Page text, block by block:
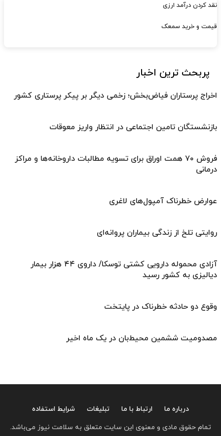
نقد کردن درآمد ارزی
قیمت و خرید سمعک
پربحث ترین اخبار
اخراج پرستاران فیاض‌بخش؛ زخمی دیگر بر پیکر پرستاری کشور
بازنشستگان تامین اجتماعی در انتظار واریز معوقات
فروش ۷۰ همت اوراق برای تسویه مطالبات داروخانه‌ها و مراکز
درمانی
عوارض خطرناک آمپول‌های لاغری
روایتی تلخ از زندگی بیماران پروانه‌ای
آزادی محموله دارویی کشتی توسکا/ داروی ۴۴ هزار بیمار
دیالیزی به کشور رسید
وقوع دو حادثه خطرناک در پایتخت
مصدومیت ششمین محیط‌بان در یک ماه اخیر
درباره ما ارتباط با ما تبلیغات
شرایط استفاده
تمام حقوق مادی و معنوی این سایت متعلق به سلامت نیوز می‌باشد.